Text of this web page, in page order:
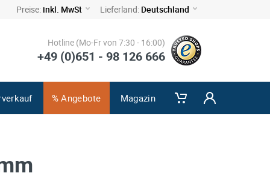
Preise: inkl. MwSt Lieferland: Deutschland
Hotline (Mo-Fr von 7:30 - 16:00)
+49 (0)651 - 98 126 666
% Angebote Magazin